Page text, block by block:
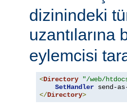
dizinindeki
uzantılarına
eylemcisi
<Directory "/web/
SetHandler
</Directory>